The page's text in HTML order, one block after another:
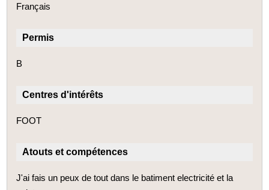
Français
Permis
B
Centres d'intérêts
FOOT
Atouts et compétences
J'ai fais un peux de tout dans le batiment electricité et la